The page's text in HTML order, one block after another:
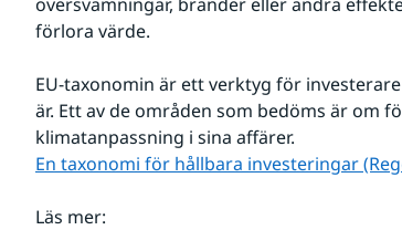
förlora värde.
EU-taxonomin är ett verktyg för
är. Ett av de områden som bedöms är om
klimatanpassning i sina affärer.
En taxonomi för hållbara investeringar
Läs mer: